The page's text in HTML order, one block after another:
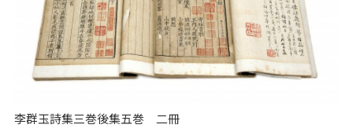
李群玉詩集三巻後集五巻 二冊